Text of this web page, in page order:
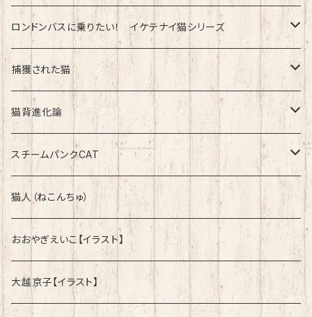
綿100%ノーマルタイプ
ロンドンバスに乗りたい！ イケテナイ猫シリーズ
綿100％ノーマルタイプ
速乾ドライタイプ
捕獲された猫
速乾ドライタイプ
綿100%ノーマルタイプ
猫背進化論
速乾ドライタイプ
綿100%ノーマルタイプ
スチームパンクCAT
綿100%ノーマルタイプ
猫人（ねこんちゅ）
おおやぎえいこ【イラスト】
大越京子【イラスト】